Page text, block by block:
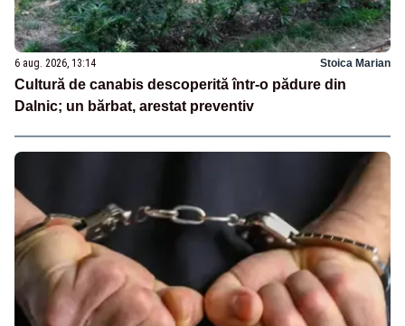
6 aug. 2026, 13:14 Stoica Marian
Cultură de canabis descoperită într-o pădure din
Dalnic; un bărbat, arestat preventiv